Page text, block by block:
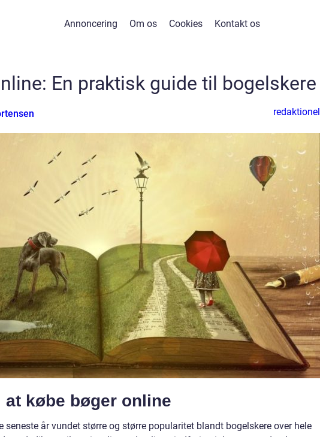
Annoncering Om os Cookies Kontakt os
En praktisk guide til bogelskere
redaktionel
købe bøger online
seneste år vundet større og større popularitet blandt bogelskere over hele